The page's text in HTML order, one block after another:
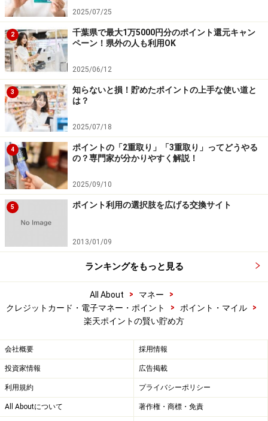
2025/07/25
2
千葉県で最大1万5000円分のポイント還元キャン
ペーン！県外の人も利用OK
2025/06/12
3
知らないと損！貯めたポイントの上手な使い道と
は？
2025/07/18
4
ポイントの「2重取り」「3重取り」ってどうやる
の？専門家が分かりやすく解説！
2025/09/10
5 ポイント利用の選択肢を広げる交換サイト
2013/01/09
ランキングをもっと見る
All About > マネー
>
クレジットカード・電子マネー・ポイント
> ポイント・マイル
>
楽天ポイントの賢い貯め方
会社概要 採用情報
投資家情報 広告掲載
利用規約 プライバシーポリシー
All Aboutについて 著作権・商標・免責